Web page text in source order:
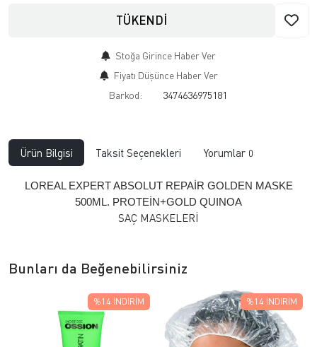
TÜKENDİ
Stoğa Girince Haber Ver
Fiyatı Düşünce Haber Ver
Barkod:
3474636975181
Ürün Bilgisi Taksit Seçenekleri Yorumlar 0
LOREAL EXPERT ABSOLUT REPAİR GOLDEN MASKE
500ML. PROTEİN+GOLD QUINOA
SAÇ MASKELERİ
Bunları da Beğenebilirsiniz
%14 İNDIRIM %14 İNDIRIM